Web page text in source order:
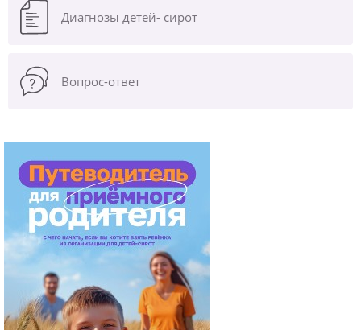
Диагнозы детей- сирот
Вопрос-ответ